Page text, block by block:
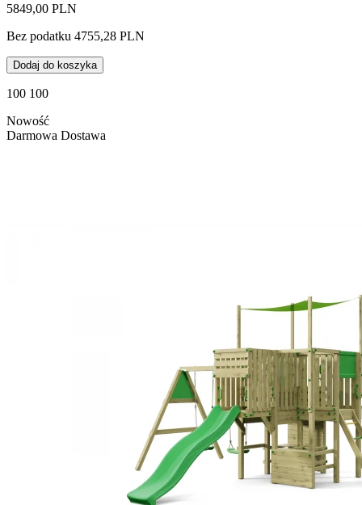
5849,00 PLN
Bez podatku 4755,28 PLN
Dodaj do koszyka
100 100
Nowość
Darmowa Dostawa